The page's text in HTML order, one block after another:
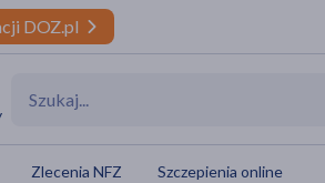
DOZ.pl
Zlecenia NFZ Szczepienia online